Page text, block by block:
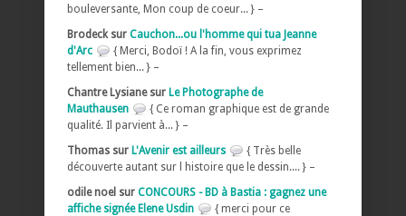
bouleversante, Mon coup de coeur... } –
Brodeck sur Cauchon...ou l'homme qui tua Jeanne
d'Arc
{ Merci, Bodoï ! A la fin, vous exprimez
tellement bien... } –
Chantre Lysiane sur Le Photographe de
Mauthausen
{ Ce roman graphique est de grande
qualité. Il parvient à... } –
Thomas sur L'Avenir est ailleurs
{ Très belle
découverte autant sur l histoire que le dessin.... } –
odile noel sur CONCOURS - BD à Bastia : gagnez une
affiche signée Elene Usdin
{ merci pour ce